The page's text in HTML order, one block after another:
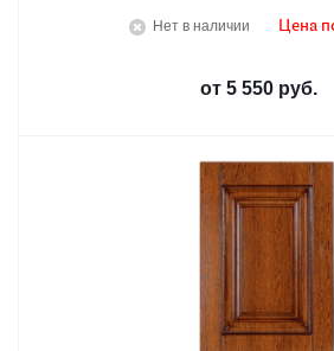
Нет в наличии Цена
от 5 550 руб.